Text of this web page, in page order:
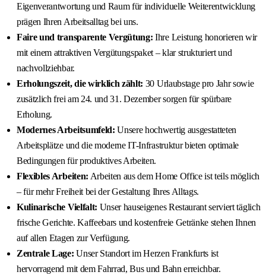
Eigenverantwortung und Raum für individuelle Weiterentwicklung
prägen Ihren Arbeitsalltag bei uns.
Faire und transparente Vergütung: Ihre Leistung honorieren wir
mit einem attraktiven Vergütungspaket – klar strukturiert und
nachvollziehbar.
Erholungszeit, die wirklich zählt: 30 Urlaubstage pro Jahr sowie
zusätzlich frei am 24. und 31. Dezember sorgen für spürbare
Erholung.
Modernes Arbeitsumfeld: Unsere hochwertig ausgestatteten
Arbeitsplätze und die moderne IT-Infrastruktur bieten optimale
Bedingungen für produktives Arbeiten.
Flexibles Arbeiten: Arbeiten aus dem Home Office ist teils möglich
– für mehr Freiheit bei der Gestaltung Ihres Alltags.
Kulinarische Vielfalt: Unser hauseigenes Restaurant serviert täglich
frische Gerichte. Kaffeebars und kostenfreie Getränke stehen Ihnen
auf allen Etagen zur Verfügung.
Zentrale Lage: Unser Standort im Herzen Frankfurts ist
hervorragend mit dem Fahrrad, Bus und Bahn erreichbar.